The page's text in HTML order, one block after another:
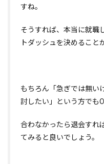
すね。
そうすれば、本当に就職
トダッシュを決めること
もちろん「急ぎでは無い
討したい」という方でも
合わなかったら退会すれ
てみると良いでしょう。